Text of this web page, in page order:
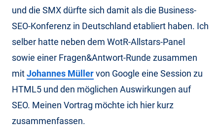
und die SMX dürfte sich damit als die Business-
SEO-Konferenz in Deutschland etabliert haben. Ich
selber hatte neben dem WotR-Allstars-Panel
sowie einer Fragen&Antwort-Runde zusammen
mitJohannes Müllervon Google eine Session zu
HTML5 und den möglichen Auswirkungen auf
SEO. Meinen Vortrag möchte ich hier kurz
zusammenfassen.